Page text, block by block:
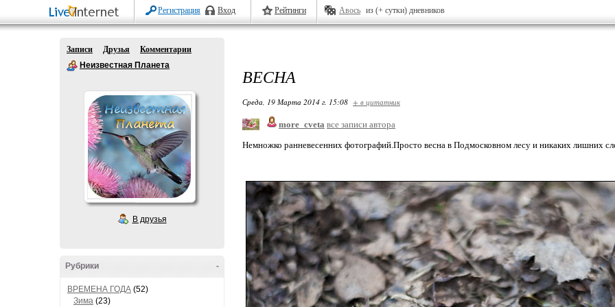
Регистрация Вход Рейтинги Авось из (+ сутки) дневников
Записи Друзья
Комментарии
Неизвестная Планета
В друзья
-
Рубрики
ВРЕМЕНА ГОДА (52)
Зима (23)
ВЕСНА
Среда, 19 Марта 2014 г. 15:08 + в цитатник
more_cveta все записи автора
Немножко ранневесенних фотографий.Просто весна в Подмосковном лесу и никаких лишних